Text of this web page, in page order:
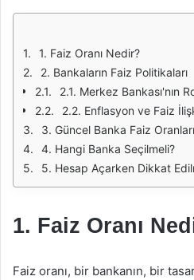
1. Faiz Oranı Nedir?
2. Bankaların Faiz Politikaları
2.1. Merkez Bankası'nın
2.2. Enflasyon ve Faiz
3. Güncel Banka Faiz Oranları
4. Hangi Banka Seçilmeli?
5. Hesap Açarken Dikkat
1. Faiz Oranı
Faiz oranı, bir bankanın, bir